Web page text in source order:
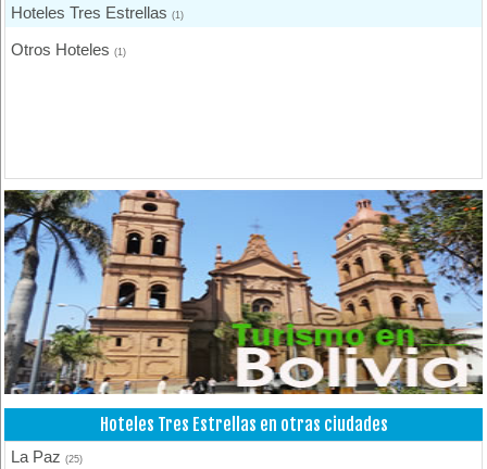
Hoteles Tres Estrellas(1)
Otros Hoteles(1)
Hoteles Tres Estrellas en otras ciudades
La Paz(25)